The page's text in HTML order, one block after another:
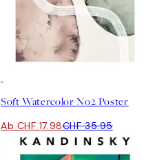
Soft Watercolor No2 Poster
Ab CHF 17.98CHF 35.95